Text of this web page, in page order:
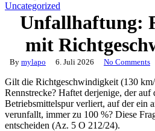
Uncategorized
Unfallhaftung:
mit
By mylapo 6. Juli 2026 No Comments
Gilt die Richtgeschwindigkeit (130
Rennstrecke? Haftet derjenige, der
Betriebsmittelspur verliert, auf der ein
verunfallt, immer zu 100 %? Diese
entscheiden (Az. 5 O 212/24).